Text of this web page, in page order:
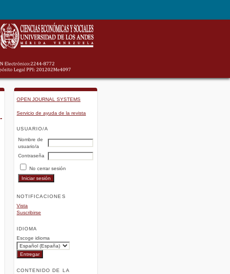
OPEN JOURNAL SYSTEMS
Servicio de ayuda de la revista
USUARIO/A
Nombre de
usuario/a
Contraseña
No cerrar sesión
NOTIFICACIONES
Vista
Suscribirse
IDIOMA
Escoge idioma
CONTENIDO DE LA